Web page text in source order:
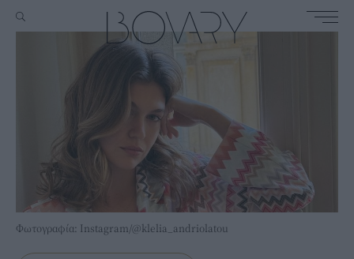
Φωτογραφία: Instagram/@klelia_andriolatou